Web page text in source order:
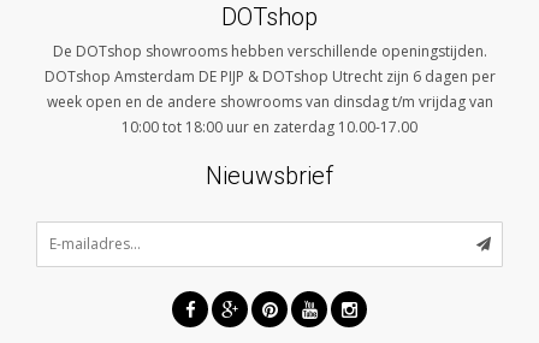
DOTshop
De DOTshop showrooms hebben verschillende openingstijden.
DOTshop Amsterdam DE PIJP & DOTshop Utrecht zijn 6 dagen per
week open en de andere showrooms van dinsdag t/m vrijdag van
10:00 tot 18:00 uur en zaterdag 10.00-17.00
Nieuwsbrief